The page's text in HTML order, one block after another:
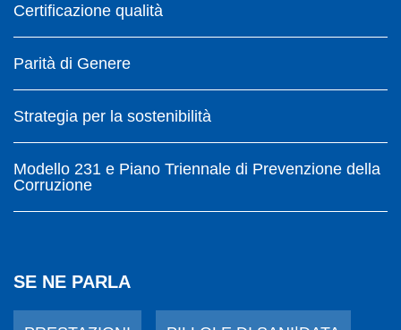
Certificazione qualità
Parità di Genere
Strategia per la sostenibilità
Modello 231 e Piano Triennale di Prevenzione della
Corruzione
SE NE PARLA